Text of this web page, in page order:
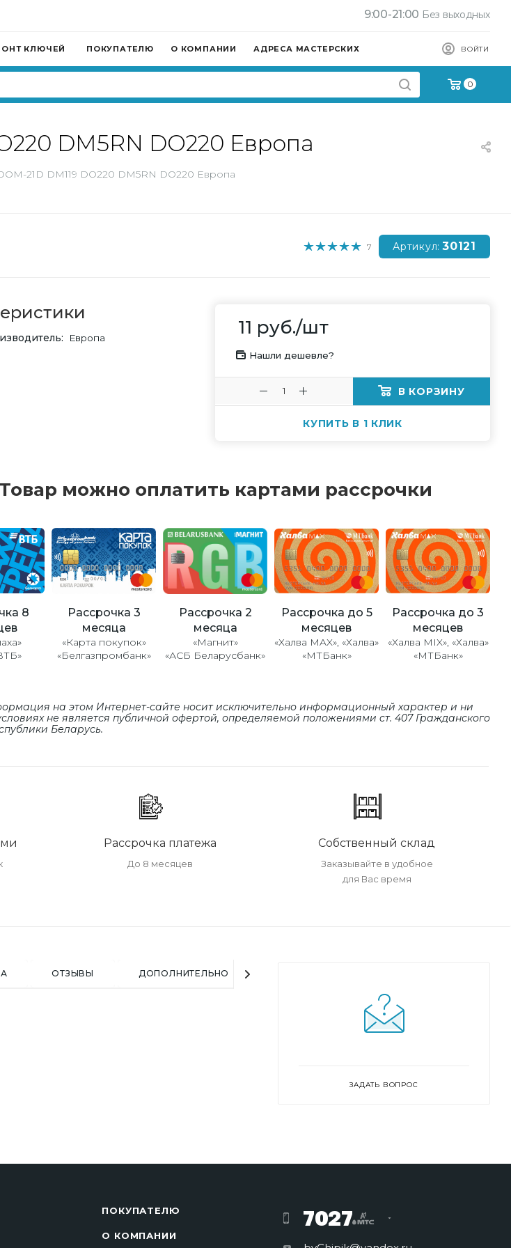
9:00-21:00 Без выходных
ВОЙТИ
КЛЮЧЕЙ ПОКУПАТЕЛЮ О КОМПАНИИ АДРЕСА МАСТЕРСКИХ
0
DM5RN DO220 Европа
21D DM119 DO220 DM5RN DO220 Европа
7 Артикул: 30121
Европа 11 руб./шт
Нашли дешевле?
В КОРЗИНУ
КУПИТЬ В 1 КЛИК
Товар можно оплатить картами рассрочки
8
Рассрочка 3
месяца
«Карта покупок»
«Белгазпромбанк»
Рассрочка 2
месяца
«Магнит»
«АСБ Беларусбанк»
Рассрочка до 5
месяцев
«Халва MAX», «Халва»
«МТБанк»
Рассрочка до 3
месяцев
«Халва MIX», «Халва»
«МТБанк»
на этом Интернет-сайте носит исключительно информационный характер и ни
не является публичной офертой, определяемой положениями cт. 407 Гражданского
Беларусь.
Рассрочка платежа
До 8 месяцев
Собственный склад
Заказывайте в удобное
для Вас время
ОТЗЫВЫ ДОПОЛНИТЕЛЬНО
ЗАДАТЬ ВОПРОС
ПОКУПАТЕЛЮ
О КОМПАНИИ
7027